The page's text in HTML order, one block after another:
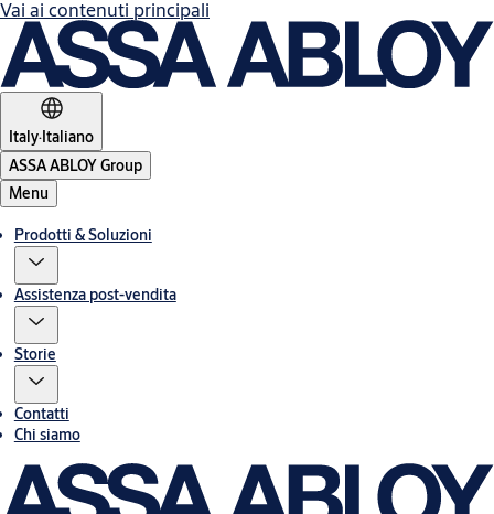
Vai ai contenuti principali
Italy·Italiano
ASSA ABLOY Group
Menu
Prodotti & Soluzioni
Assistenza post-vendita
Storie
Contatti
Chi siamo